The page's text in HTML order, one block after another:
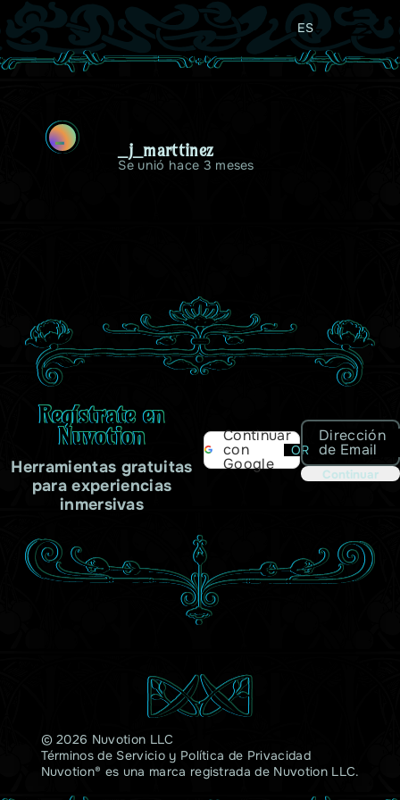
ES
_
_j_marttinez
Se unió hace 3 meses
Regístrate en
Nuvotion
Herramientas gratuitas
para experiencias
inmersivas
Continuar
con
Google
OR
Dirección
de Email
Continuar
© 2026 Nuvotion LLC
Términos de Servicioy Política de Privacidad
Nuvotion® es una marca registrada de Nuvotion LLC.